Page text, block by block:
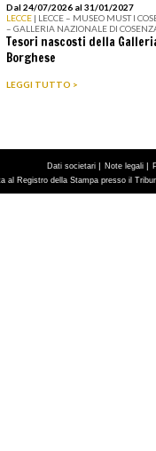
Dal 24/07/2026 al 31/01/2027
LECCE | LECCE – MUSEO MUST I
– GALLERIA NAZIONALE DI
Tesori nascosti della
Borghese
LEGGI TUTTO >
Dati societari | Note legali |
al Registro della Stampa presso il